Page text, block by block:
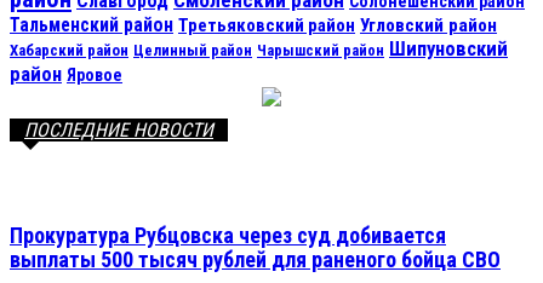
Тальменский район Третьяковский район Угловский район
Хабарский район Целинный район Чарышский район Шипуновский
район Яровое
ПОСЛЕДНИЕ НОВОСТИ
Прокуратура Рубцовска через суд добивается
выплаты 500 тысяч рублей для раненого бойца СВО